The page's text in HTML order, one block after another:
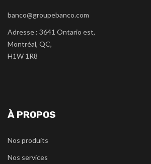
banco@groupebanco.com
Adresse : 3641 Ontario est,
Montréal, QC,
H1W 1R8
À PROPOS
Nos produits
Nos services